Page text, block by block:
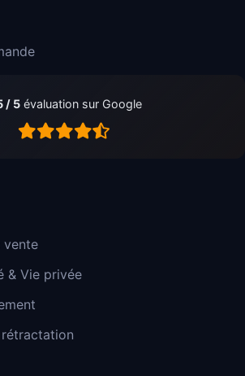
/ 5 évaluation sur Google
vente
& Vie privée